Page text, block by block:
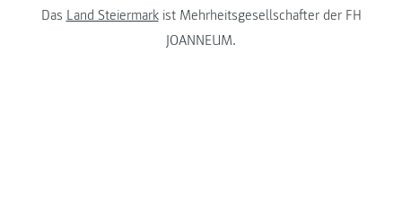
Das Land Steiermarkist Mehrheitsgesellschafter der FH
JOANNEUM.